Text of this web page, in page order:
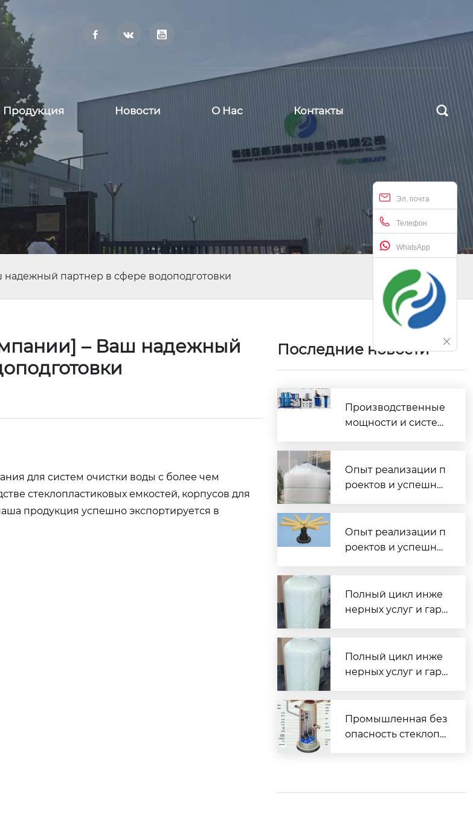
  
Продукция Новости О Hас Контакты 
Эл. почта
Телефон
WhatsApp
партнер в сфере водоподготовки
– Ваш надежный
для систем очистки воды с более чем
стеклопластиковых емкостей, корпусов для
продукция успешно экспортируется в
Последние новости
Производственные
мощности и систем
очистного оборудо
вания
Опыт реализации п
роектов и успешны
в по всей России
Опыт реализации п
роектов и успешны
в по всей России
Полный цикл инже
нерных услуг и гара
Полный цикл инже
нерных услуг и гара
Промышленная без
опасность стеклопл
ость и электроизол